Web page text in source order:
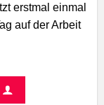
erstmal einmal
auf der Arbeit